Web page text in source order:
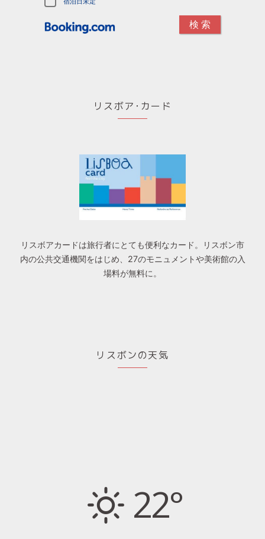
リスボア･カード
リスボアカードは旅行者にとても便利なカード。リスボン市
内の公共交通機関をはじめ、27のモニュメントや美術館の入
場料が無料に。
リスボンの天気
22°